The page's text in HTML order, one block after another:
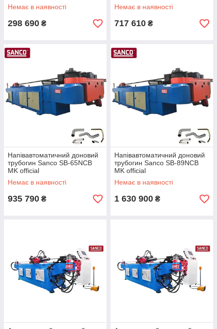
Немає в наявності
298 690 ₴
Немає в наявності
717 610 ₴
Напівавтоматичний доновий
трубогин Sanco SB-65NCB
MK official
Немає в наявності
935 790 ₴
Напівавтоматичний доновий
трубогин Sanco SB-89NCB
MK official
Немає в наявності
1 630 900 ₴